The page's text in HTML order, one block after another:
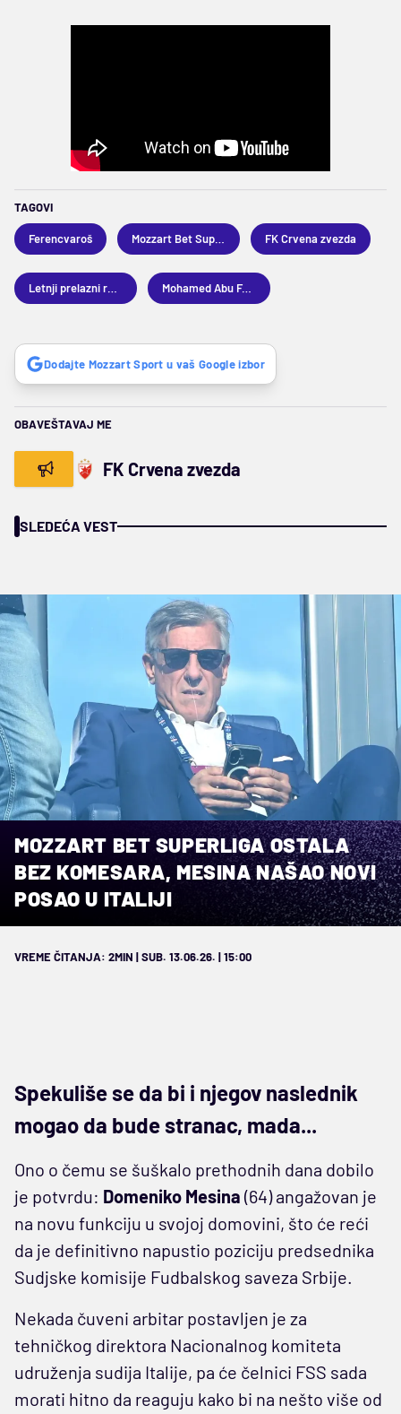
TAGOVI
Ferencvaroš FK Crvena zvezda
Mohamed Abu Fani
Dodajte Mozzart Sport u vaš Google izbor
OBAVEŠTAVAJ ME
FK Crvena zvezda
SLEDEĆA VEST
MOZZART BET SUPERLIGA OSTALA
BEZ KOMESARA, MESINA NAŠAO NOVI
POSAO U ITALIJI
VREME ČITANJA: 2MIN | SUB. 13.06.26. | 15:00
Spekuliše se da bi i njegov naslednik
mogao da bude stranac, mada...
Ono o čemu se šuškalo prethodnih dana dobilo
je potvrdu: Domeniko Mesina (64) angažovan je
na novu funkciju u svojoj domovini, što će reći
da je definitivno napustio poziciju predsednika
Sudjske komisije Fudbalskog saveza Srbije.
Nekada čuveni arbitar postavljen je za
tehničkog direktora Nacionalnog komiteta
udruženja sudija Italije, pa će čelnici FSS sada
morati hitno da reaguju kako bi na nešto više od